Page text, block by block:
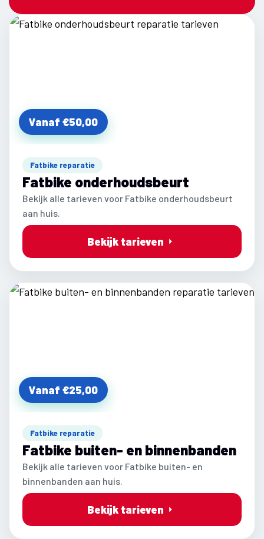
Vanaf €50,00
Fatbike reparatie
Fatbike onderhoudsbeurt
Bekijk alle tarieven voor Fatbike onderhoudsbeurt
aan huis.
Bekijk tarieven
Vanaf €25,00
Fatbike reparatie
Fatbike buiten- en binnenbanden
Bekijk alle tarieven voor Fatbike buiten- en
binnenbanden aan huis.
Bekijk tarieven